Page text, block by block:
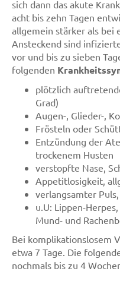
sich dann das akute
acht bis zehn Tagen
allgemein stärker als bei
Ansteckend sind
vor und bis zu sieben
folgenden
plötzlich
Grad)
Augen-, Glieder-,
Frösteln oder
Entzündung der
trockenem Husten
verstopfte Nase,
Appetitlosigkeit,
verlangsamter
u.U: Lippen-
Mund- und
Bei komplikationslosem
etwa 7 Tage. Die
nochmals bis zu 4